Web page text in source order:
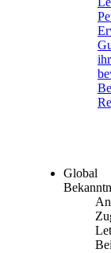
Global